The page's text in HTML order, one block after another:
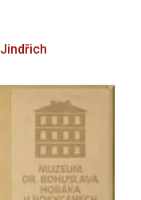
Jindřich